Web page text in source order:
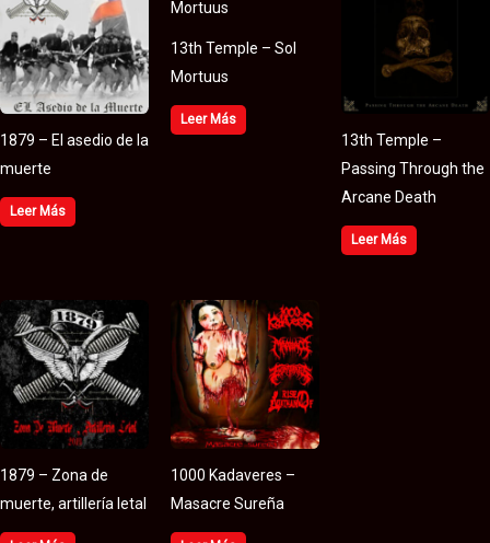
1879 – El asedio de la
muerte
Leer Más
13th Temple – Sol
Mortuus
Leer Más
13th Temple –
Passing Through the
Arcane Death
Leer Más
1879 – Zona de
muerte, artillería letal
1000 Kadaveres –
Masacre Sureña